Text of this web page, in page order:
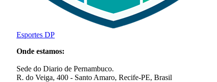
Esportes DP
Onde estamos:
Sede do Diario de Pernambuco.
R. do Veiga, 400 - Santo Amaro, Recife-PE, Brasil